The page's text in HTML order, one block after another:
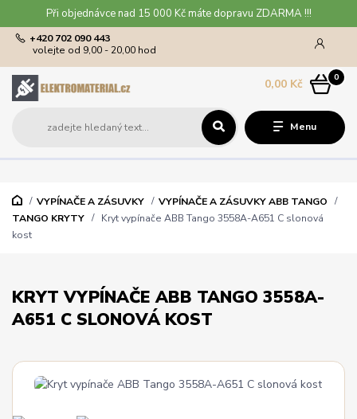
Při objednávce nad 15 000 Kč máte dopravu ZDARMA !!!
Menu
+420 702 090 443
volejte od 9,00 - 20,00 hod
0
0,00 Kč
VYPÍNAČE A ZÁSUVKY
VYPÍNAČE A ZÁSUVKY ABB TANGO
TANGO KRYTY
Kryt vypínače ABB Tango 3558A-A651 C slonová
kost
KRYT VYPÍNAČE ABB TANGO 3558A-
A651 C SLONOVÁ KOST